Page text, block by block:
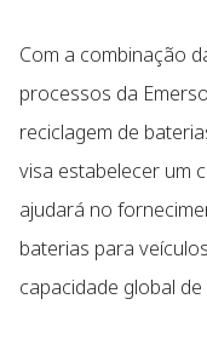
Com a combinação
processos da
reciclagem de
visa estabelecer um
ajudará no
baterias para
capacidade global